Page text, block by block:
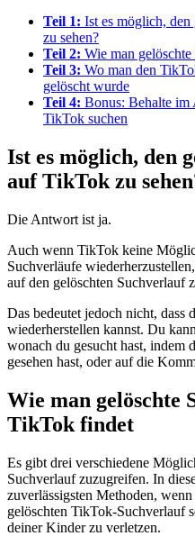
Teil 1: Ist es möglich,
zu sehen?
Teil 2: Wie man
Teil 3: Wo man den
gelöscht wurde
Teil 4: Bonus: Behalte im
TikTok suchen
Ist es möglich, den
auf TikTok zu
Die Antwort ist ja.
Auch wenn TikTok keine
Suchverläufe
auf den gelöschten Suchverlauf
Das bedeutet jedoch nicht, dass
wiederherstellen kannst. Du
wonach du gesucht hast, indem
gesehen hast, oder auf die
Wie man gelöschte
TikTok findet
Es gibt drei verschiedene
Suchverlauf zuzugreifen. In
zuverlässigsten Methoden,
gelöschten TikTok-Suchverlauf
deiner Kinder zu verletzen.